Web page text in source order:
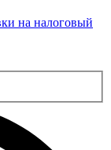
на налоговый